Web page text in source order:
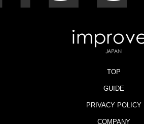
TOP
GUIDE
PRIVACY POLICY
COMPANY